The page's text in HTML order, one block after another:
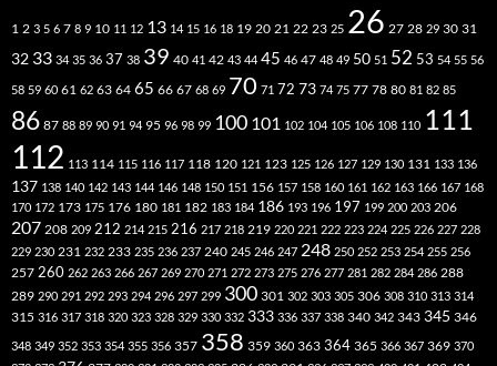
1 2 3 5 6 7 8 9 10 11 12 13 14 15 16 18 19 20 21 22 23 25 26 27 28 29 30 31
32 33 34 35 36 37 38 39 40 41 42 43 44 45 46 47 48 49 50 51 52 53 54 55 56
58 59 60 61 62 63 64 65 66 67 68 69 70 71 72 73 74 75 77 78 80 81 82 85
86 87 88 89 90 91 94 95 96 98 99 100 101 102 104 105 106 108 110 111
112 113 114 115 116 117 118 120 121 123 125 126 127 129 130 131 133 136
137 138 140 142 143 144 146 148 150 151 156 157 158 160 161 162 163 166 167 168
170 172 173 175 176 180 181 182 183 184 186 193 196 197 199 200 203 206
207 208 209 212 214 215 216 217 218 219 220 221 222 223 224 225 226 227 228
229 230 231 232 233 235 236 237 240 245 246 247 248 250 252 253 254 255 256
257 260 262 263 266 267 269 270 271 272 273 275 276 277 281 282 284 286 288
289 290 291 292 293 294 296 297 299 300 301 302 303 305 306 308 310 313 314
315 316 317 318 320 323 328 329 330 332 333 336 337 338 340 342 343 345 346
348 349 352 353 354 355 356 357 358 359 360 363 364 365 366 367 369 370